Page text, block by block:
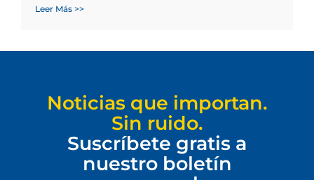
Leer Más >>
Noticias que importan.
Sin ruido.
Suscríbete gratis a
nuestro boletín